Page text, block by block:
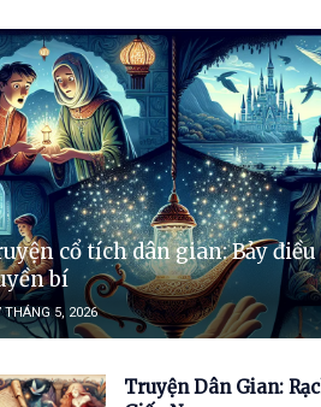
cổ tích dân gian: Bảy điều
bí
5, 2026
Truyện Dân Gian: